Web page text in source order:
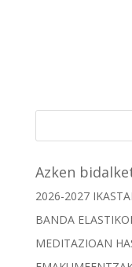
Azken
2026-2027
BANDA
MEDITAZIOAN